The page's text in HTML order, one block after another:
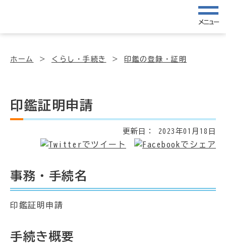
メニュー
ホーム くらし・手続き 印鑑の登録・証明
印鑑証明申請
更新日： 2023年01月18日
事務・手続名
印鑑証明申請
手続き概要